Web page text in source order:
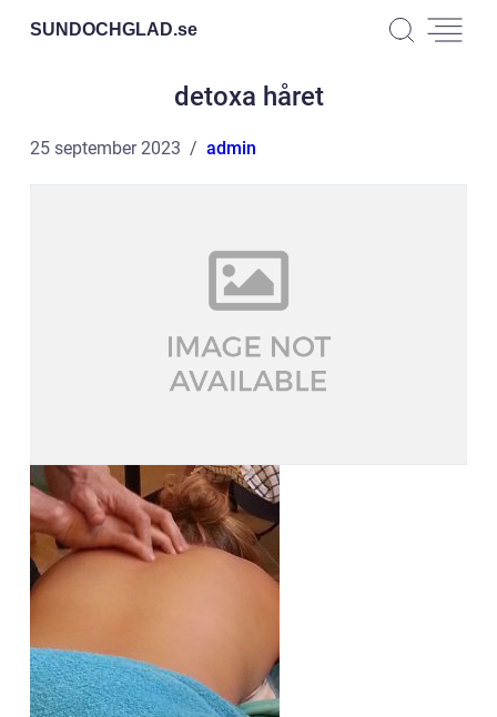
SUNDOCHGLAD.se
detoxa håret
25 september 2023 admin